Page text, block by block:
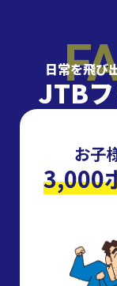
日常を飛び
JTB
お子
3,000